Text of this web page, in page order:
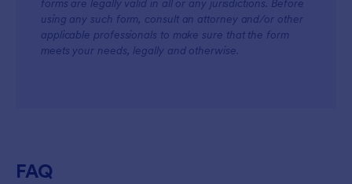
forms are legally valid in all or any jurisdictions. Before
using any such form, consult an attorney and/or other
applicable professionals to make sure that the form
meets your needs, legally and otherwise.
FAQ